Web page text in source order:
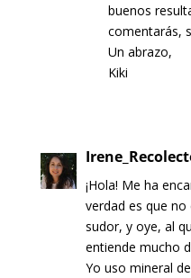
buenos
comentarás,
Un abrazo,
Kiki
¡Hola! Me ha
verdad es que no
sudor, y oye, al
entiende mucho
Yo uso mineral